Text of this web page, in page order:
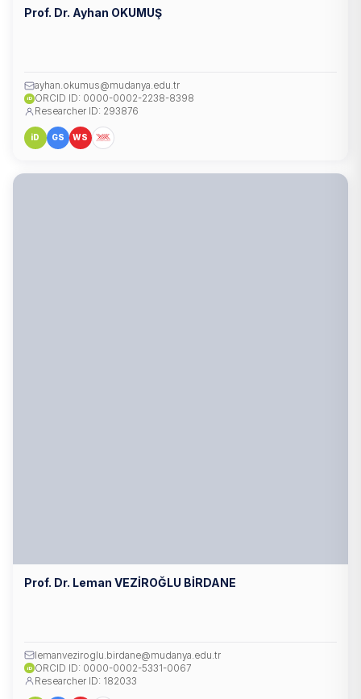
Prof. Dr. Ayhan OKUMUŞ
ayhan.okumus@mudanya.edu.tr
iD ORCID ID: 0000-0002-2238-8398
Researcher ID: 293876
iD GS WS
Prof. Dr. Leman VEZİROĞLU BİRDANE
lemanveziroglu.birdane@mudanya.edu.tr
iD ORCID ID: 0000-0002-5331-0067
Researcher ID: 182033